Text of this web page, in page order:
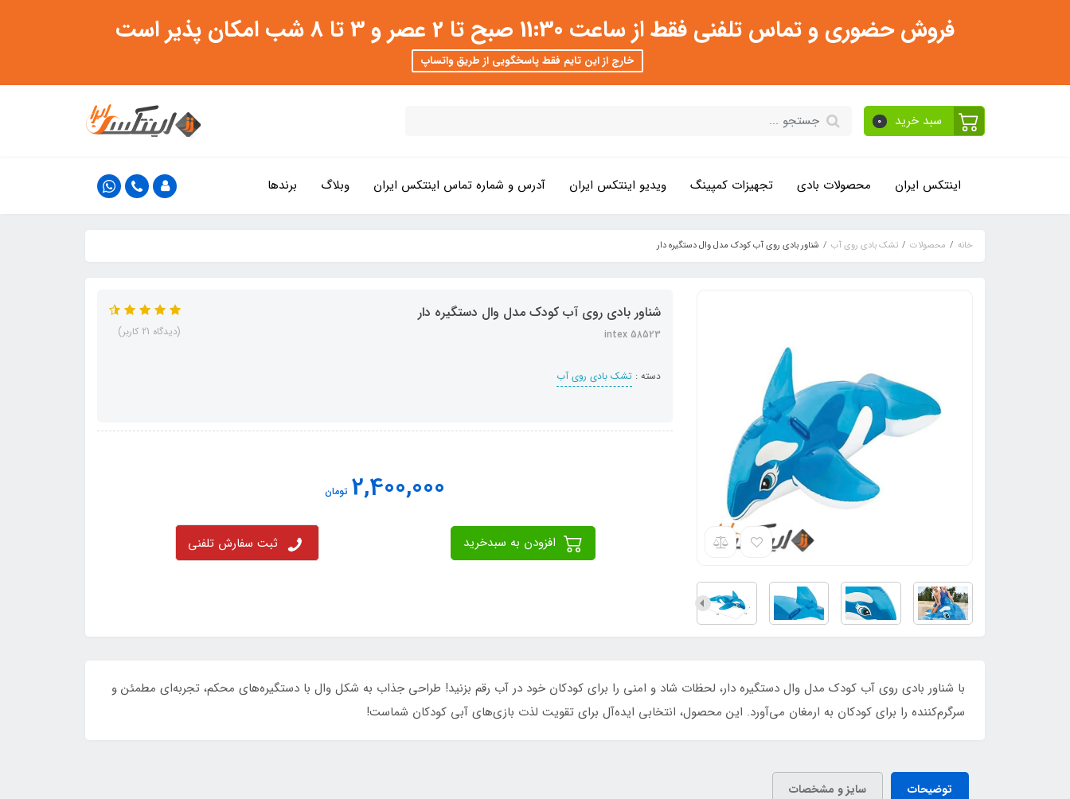
فروش حضوری و تماس تلفنی فقط از ساعت 11:30 صبح تا 2 عصر و 3 تا 8 شب امکان پذیر است
خارج از این تایم فقط پاسخگویی از طریق واتساپ
سبد خرید 0
اینتکس ایران محصولات بادی تجهیزات کمپینگ ویدیو اینتکس ایران آدرس و شماره تماس اینتکس ایران وبلاگ برندها
خانه محصولات تشک بادی روی آب شناور بادی روی آب کودک مدل وال دستگیره دار
شناور بادی روی آب کودک مدل وال دستگیره دار
intex 58523
دسته : تشک بادی روی آب
(دیدگاه 21 کاربر)
2,400,000 تومان
ثبت سفارش تلفنی
با شناور بادی روی آب کودک مدل وال دستگیره دار، لحظات شاد و امنی را برای کودکان خود در آب رقم بزنید! طراحی جذاب به شکل وال با دستگیره‌های محکم، تجربه‌ای مطمئن و
سرگرم‌کننده را برای کودکان به ارمغان می‌آورد. این محصول، انتخابی ایده‌آل برای تقویت لذت بازی‌های آبی کودکان شماست!
توضیحات سایز و مشخصات